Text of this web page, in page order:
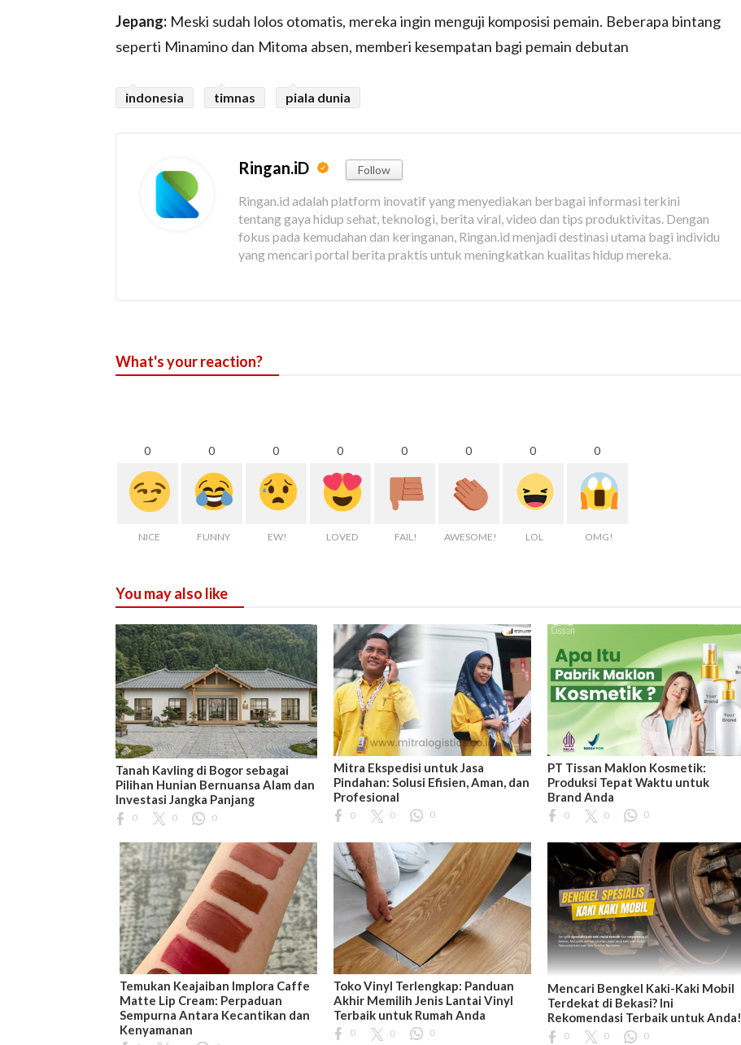
Jepang: Meski sudah lolos otomatis, mereka ingin menguji komposisi pemain. Beberapa bintang
seperti Minamino dan Mitoma absen, memberi kesempatan bagi pemain debutan
indonesia timnas piala dunia
Ringan.iD Follow
Ringan.id adalah platform inovatif yang menyediakan berbagai informasi terkini
tentang gaya hidup sehat, teknologi, berita viral, video dan tips produktivitas. Dengan
fokus pada kemudahan dan keringanan, Ringan.id menjadi destinasi utama bagi individu
yang mencari portal berita praktis untuk meningkatkan kualitas hidup mereka.
What's your reaction?
0
NICE
0
FUNNY
0
EW!
0
LOVED
0
FAIL!
0
AWESOME!
0
LOL
0
OMG!
You may also like
Tanah Kavling di Bogor sebagai
Pilihan Hunian Bernuansa Alam dan
Investasi Jangka Panjang
0 0 0
Mitra Ekspedisi untuk Jasa
Pindahan: Solusi Efisien, Aman, dan
Profesional
0 0 0
PT Tissan Maklon Kosmetik:
Produksi Tepat Waktu untuk
Brand Anda
0 0 0
Temukan Keajaiban Implora Caffe
Matte Lip Cream: Perpaduan
Sempurna Antara Kecantikan dan
Kenyamanan
Toko Vinyl Terlengkap: Panduan
Akhir Memilih Jenis Lantai Vinyl
Terbaik untuk Rumah Anda
0 0 0
Mencari Bengkel Kaki-Kaki Mobil
Terdekat di Bekasi? Ini
Rekomendasi Terbaik untuk Anda!
0 0 0